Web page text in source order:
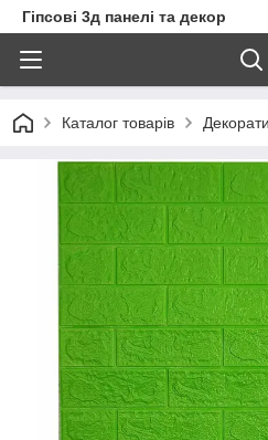
Гіпсові 3д панелі та декор
Каталог товарів